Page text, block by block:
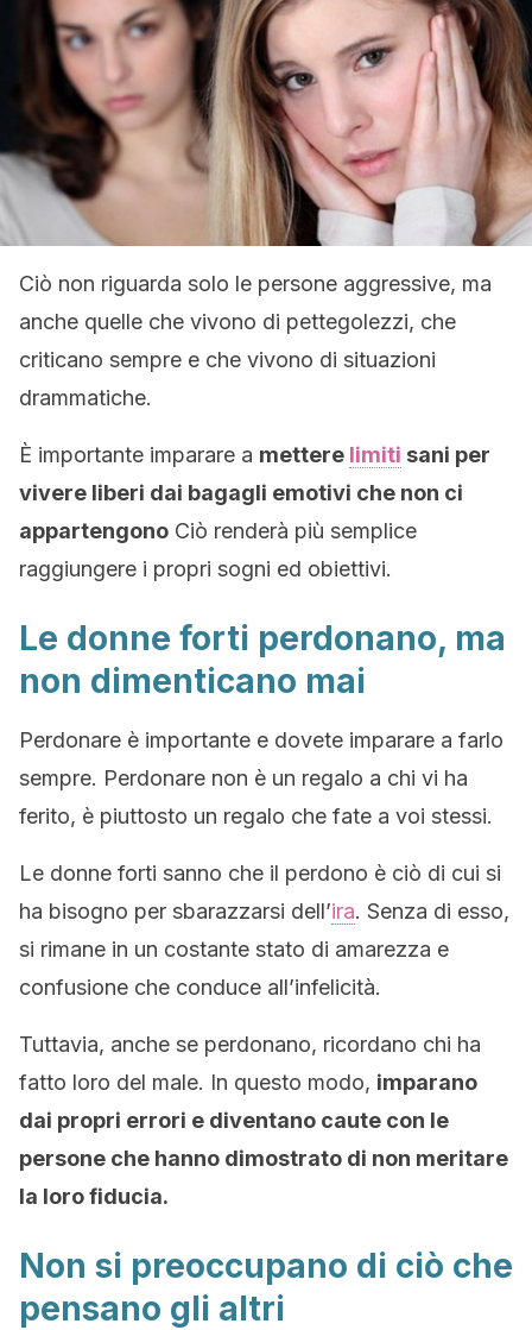
Ciò non riguarda solo le persone aggressive, ma
anche quelle che vivono di pettegolezzi, che
criticano sempre e che vivono di situazioni
drammatiche.
È importante imparare a mettere limiti sani per
vivere liberi dai bagagli emotivi che non ci
appartengono Ciò renderà più semplice
raggiungere i propri sogni ed obiettivi.
Le donne forti perdonano, ma
non dimenticano mai
Perdonare è importante e dovete imparare a farlo
sempre. Perdonare non è un regalo a chi vi ha
ferito, è piuttosto un regalo che fate a voi stessi.
Le donne forti sanno che il perdono è ciò di cui si
ha bisogno per sbarazzarsi dell’ira. Senza di esso,
si rimane in un costante stato di amarezza e
confusione che conduce all’infelicità.
Tuttavia, anche se perdonano, ricordano chi ha
fatto loro del male. In questo modo, imparano
dai propri errori e diventano caute con le
persone che hanno dimostrato di non meritare
la loro fiducia.
Non si preoccupano di ciò che
pensano gli altri